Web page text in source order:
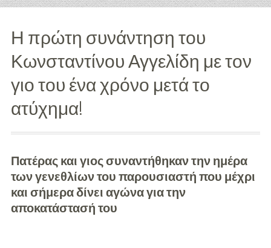
Εκπαίδευση
Οργάνωση
Βάπτισης
Βαπτίσεις
Σπίτι
Παιδικό Δωμάτιο
Η πρώτη συνάντηση του
Κωνσταντίνου Αγγελίδη με τον
γιο του ένα χρόνο μετά το
ατύχημα!
Πατέρας και γιος συναντήθηκαν την ημέρα
των γενεθλίων του παρουσιαστή που μέχρι
και σήμερα δίνει αγώνα για την
αποκατάστασή του